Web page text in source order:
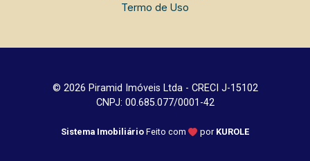
Termo de Uso
© 2026 Piramid Imóveis Ltda - CRECI J-15102
CNPJ: 00.685.077/0001-42
Sistema Imobiliário Feito com por KUROLE